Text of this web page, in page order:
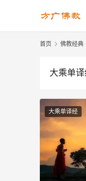
首页 佛教经典
大乘单
大乘单译经